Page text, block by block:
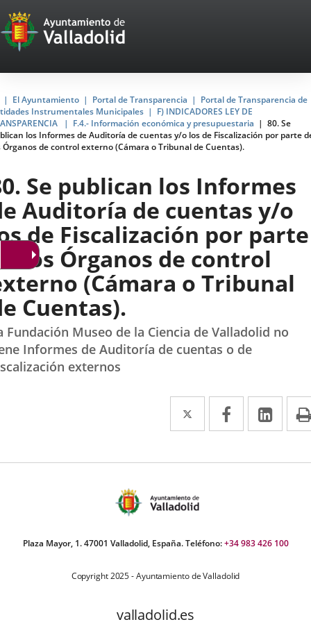
Portal
Web
del
Ayuntamiento
de
Valladolid
El Ayuntamiento Portal de Transparencia
Portal de Transparencia de
Instrumentales Municipales
F) INDICADORES LEY DE
F.4.- Información económica y presupuestaria
80. Se
los Informes de Auditoría de cuentas y/o los de Fiscalización por parte
Órganos de control externo (Cámara o Tribunal de Cuentas).
Se publican los Informes
Auditoría de cuentas y/o
de Fiscalización por parte
los Órganos de control
(Cámara o Tribunal
Cuentas).
Fundación Museo de la Ciencia de Valladolid no
Informes de Auditoría de cuentas o de
externos
Twitter
Enlace
a
externa.
Facebook
Enlace
a
a
Plaza Mayor, 1. 47001 Valladolid, España. Teléfono:+34 983 426 100
Copyright 2025 - Ayuntamiento de Valladolid
valladolid.es